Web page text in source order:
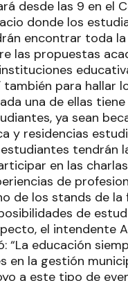
desde las 9 en el
donde los
encontrar toda la
las propuestas
para hallar
una de ellas
ya sean
y residencias
tendrán
en las
de
de los stands de la
de
el intendente
“La educación
en la gestión
a este tipo de